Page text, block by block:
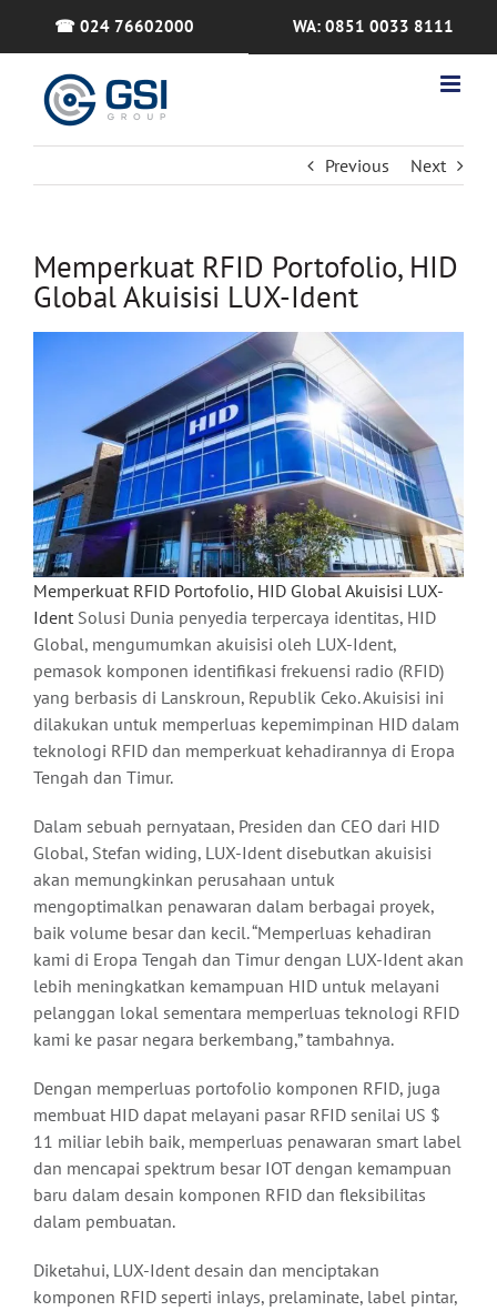
☎ 024 76602000 WA: 0851 0033 8111
Previous Next
Memperkuat RFID Portofolio, HID
Global Akuisisi LUX-Ident
Memperkuat RFID Portofolio, HID Global Akuisisi LUX-
Ident Solusi Dunia penyedia terpercaya identitas, HID
Global, mengumumkan akuisisi oleh LUX-Ident,
pemasok komponen identifikasi frekuensi radio (RFID)
yang berbasis di Lanskroun, Republik Ceko. Akuisisi ini
dilakukan untuk memperluas kepemimpinan HID dalam
teknologi RFID dan memperkuat kehadirannya di Eropa
Tengah dan Timur.
Dalam sebuah pernyataan, Presiden dan CEO dari HID
Global, Stefan widing, LUX-Ident disebutkan akuisisi
akan memungkinkan perusahaan untuk
mengoptimalkan penawaran dalam berbagai proyek,
baik volume besar dan kecil. “Memperluas kehadiran
kami di Eropa Tengah dan Timur dengan LUX-Ident akan
lebih meningkatkan kemampuan HID untuk melayani
pelanggan lokal sementara memperluas teknologi RFID
kami ke pasar negara berkembang,” tambahnya.
Dengan memperluas portofolio komponen RFID, juga
membuat HID dapat melayani pasar RFID senilai US $
11 miliar lebih baik, memperluas penawaran smart label
dan mencapai spektrum besar IOT dengan kemampuan
baru dalam desain komponen RFID dan fleksibilitas
dalam pembuatan.
Diketahui, LUX-Ident desain dan menciptakan
komponen RFID seperti inlays, prelaminate, label pintar,